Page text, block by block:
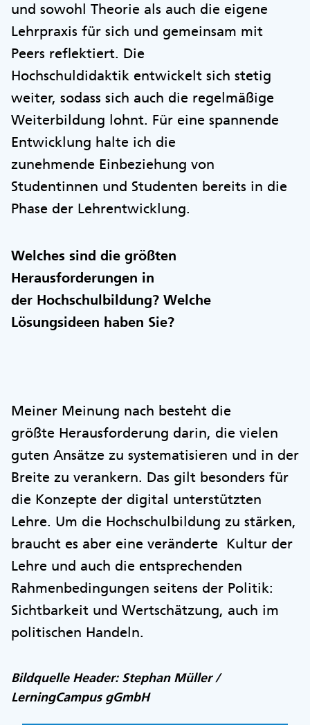
und sowohl Theorie als auch die eigene
Lehrpraxis für sich und gemeinsam mit
Peers reflektiert. Die
Hochschuldidaktik entwickelt sich stetig
weiter, sodass sich auch die regelmäßige
Weiterbildung lohnt. Für eine spannende
Entwicklung halte ich die
zunehmende Einbeziehung von
Studentinnen und Studenten bereits in die
Phase der Lehrentwicklung.
Welches sind die größten
Herausforderungen in
der Hochschulbildung? Welche
Lösungsideen haben Sie?
Meiner Meinung nach besteht die
größte Herausforderung darin, die vielen
guten Ansätze zu systematisieren und in der
Breite zu verankern. Das gilt besonders für
die Konzepte der digital unterstützten
Lehre. Um die Hochschulbildung zu stärken,
braucht es aber eine veränderte Kultur der
Lehre und auch die entsprechenden
Rahmenbedingungen seitens der Politik:
Sichtbarkeit und Wertschätzung, auch im
politischen Handeln.
Bildquelle Header: Stephan Müller /
LerningCampus gGmbH